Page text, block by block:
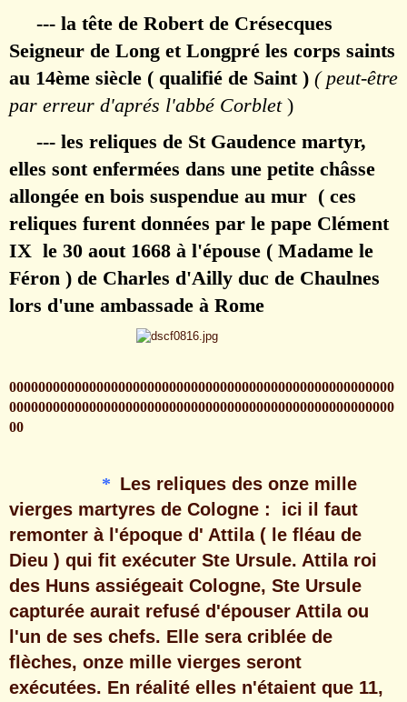
--- la tête de Robert de Crésecques
Seigneur de Long et Longpré les corps saints
au 14ème siècle ( qualifié de Saint ) ( peut-être
par erreur d'aprés l'abbé Corblet)
--- les reliques de St Gaudence martyr,
elles sont enfermées dans une petite châsse
allongée en bois suspendue au mur ( ces
reliques furent données par le pape Clément
IX le 30 aout 1668 à l'épouse ( Madame le
Féron ) de Charles d'Ailly duc de Chaulnes
lors d'une ambassade à Rome
00000000000000000000000000000000000000000000000000000
00000000000000000000000000000000000000000000000000000
00
* Les reliques des onze mille
vierges martyres de Cologne : ici il faut
remonter à l'époque d' Attila ( le fléau de
Dieu ) qui fit exécuter Ste Ursule. Attila roi
des Huns assiégeait Cologne, Ste Ursule
capturée aurait refusé d'épouser Attila ou
l'un de ses chefs. Elle sera criblée de
flèches, onze mille vierges seront
exécutées. En réalité elles n'étaient que 11,